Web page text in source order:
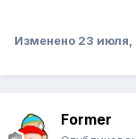
Изменено 23 июля,
Former